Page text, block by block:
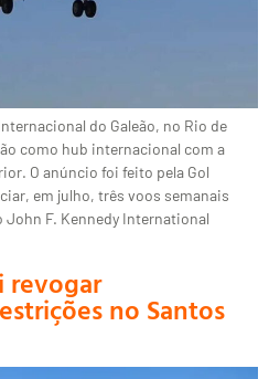
do Galeão, no Rio de
como hub internacional com a
O anúncio foi feito pela Gol
em julho, três voos semanais
John F. Kennedy International
revogar
no Santos